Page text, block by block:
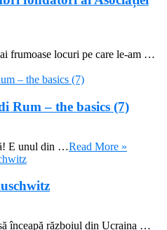
frumoase locuri pe care le-am …
Rum – the basics (7)
E unul din …Read More »
înceapă războiul din Ucraina …